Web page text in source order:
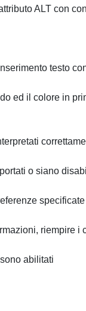
ALT con
testo
ed il colore in
o siano
riempire
abilitati